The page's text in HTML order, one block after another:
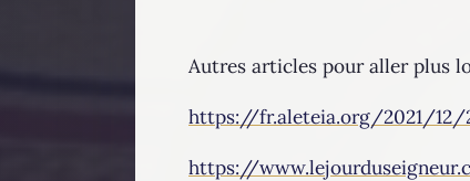
Autres articles pour aller plus
https://fr.aleteia.org/2021/
https://